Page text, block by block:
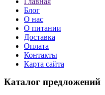
Блог
О нас
О питании
Доставка
Оплата
Контакты
Карта сайта
Каталог предложений